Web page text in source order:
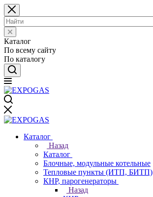
Каталог
По всему сайту
По каталогу
Каталог
Назад
Каталог
Блочные, модульные котельные
Тепловые пункты (ИТП, БИТП)
КНР, парогенераторы
Назад